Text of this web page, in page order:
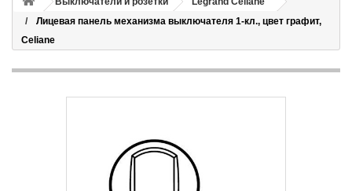
Лицевая панель механизма выключателя 1-кл., цвет графит,
Celiane